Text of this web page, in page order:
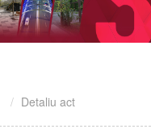
Detaliu act